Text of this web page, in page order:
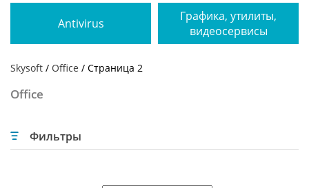
Antivirus
Графика, утилиты,
видеосервисы
Skysoft / Office / Страница 2
Office
Фильтры